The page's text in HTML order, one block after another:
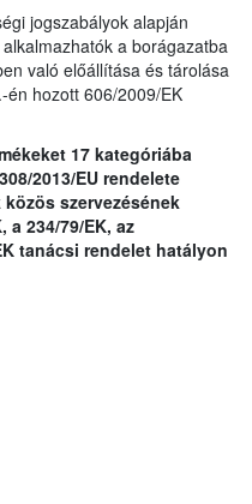
jogszabályok alapján
a borágazatba
való előállítása és tárolása
én hozott 606/2009/EK
17 kategóriába
2013/EU rendelete
szervezésének
a 234/79/EK, az
tanácsi rendelet hatályon